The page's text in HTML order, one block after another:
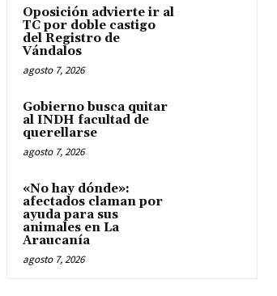
Oposición advierte ir al
TC por doble castigo
del Registro de
Vándalos
agosto 7, 2026
Gobierno busca quitar
al INDH facultad de
querellarse
agosto 7, 2026
«No hay dónde»:
afectados claman por
ayuda para sus
animales en La
Araucanía
agosto 7, 2026